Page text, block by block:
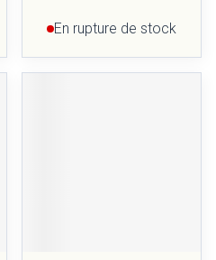
En rupture de stock